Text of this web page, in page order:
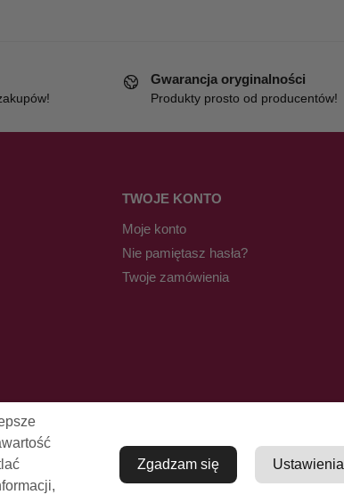
Gwarancja oryginalności
Produkty prosto od producentów!
TWOJE KONTO
Moje konto
Nie pamiętasz hasła?
Twoje zamówienia
© Pro-Fryz.pl 2021-2026
Zgadzam się Ustawienia